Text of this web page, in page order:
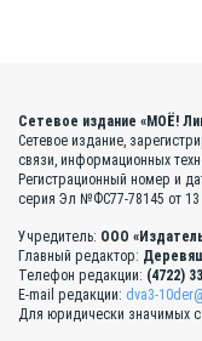
Сетевое издание «МОЁ!
Сетевое издание,
связи, информационных
Регистрационный номер и
серия Эл №ФС77-78145 от 13
Учредитель: ООО
Главный редактор:
Телефон редакции: (4722)
E-mail редакции: dva3-
Для юридически значимых